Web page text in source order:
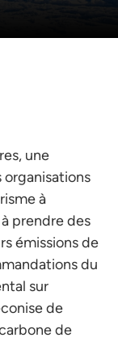
une
organisations
à
prendre des
émissions de
du
sur
de
de